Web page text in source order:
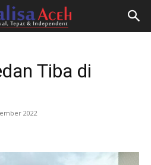
Tiba di
2022